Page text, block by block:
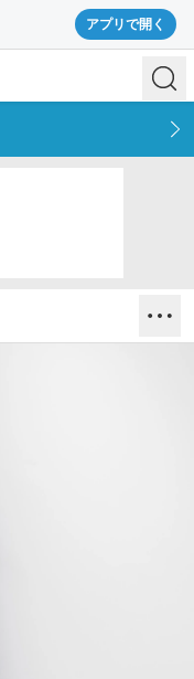
アプリで開く